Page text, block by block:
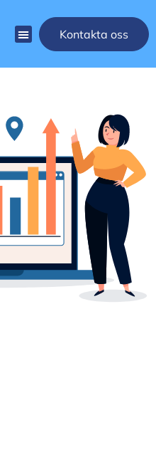
Kontakta oss